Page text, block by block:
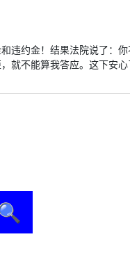
违约金！结果法院说了：你
就不能算我答应。这下安心